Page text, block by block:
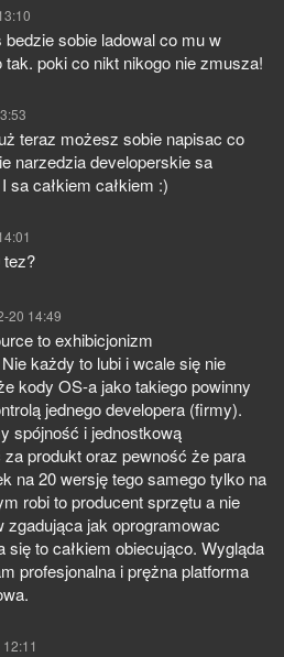
sobie ladowal co mu w
tak. poki co nikt nikogo nie zmusza!
teraz możesz sobie napisac co
narzedzia developerskie sa
sa całkiem całkiem :)
tez?
20 14:49
to exhibicjonizm
każdy to lubi i wcale się nie
kody OS-a jako takiego powinny
jednego developera (firmy).
spójność i jednostkową
produkt oraz pewność że para
na 20 wersję tego samego tylko na
robi to producent sprzętu a nie
zgadująca jak oprogramowac
się to całkiem obiecująco. Wygląda
profesjonalna i prężna platforma